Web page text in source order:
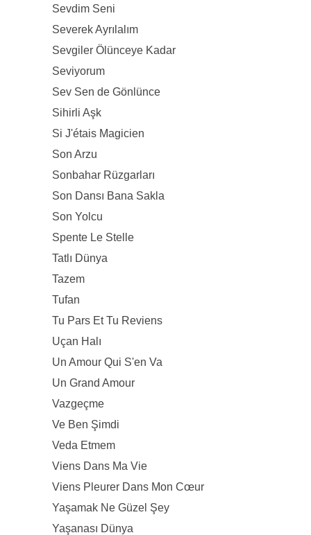
Sevdim Seni
Severek Ayrılalım
Sevgiler Ölünceye Kadar
Seviyorum
Sev Sen de Gönlünce
Sihirli Aşk
Si J'étais Magicien
Son Arzu
Sonbahar Rüzgarları
Son Dansı Bana Sakla
Son Yolcu
Spente Le Stelle
Tatlı Dünya
Tazem
Tufan
Tu Pars Et Tu Reviens
Uçan Halı
Un Amour Qui S'en Va
Un Grand Amour
Vazgeçme
Ve Ben Şimdi
Veda Etmem
Viens Dans Ma Vie
Viens Pleurer Dans Mon Cœur
Yaşamak Ne Güzel Şey
Yaşanası Dünya